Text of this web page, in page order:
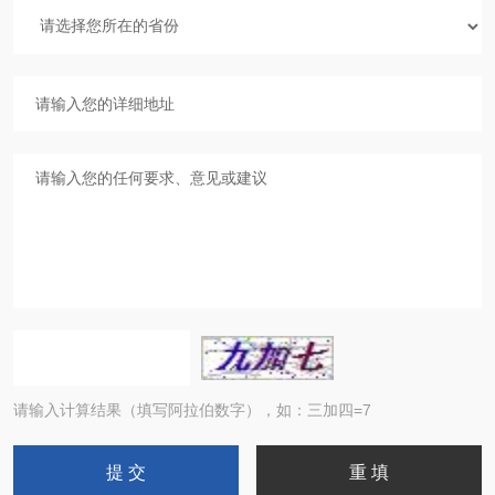
请输入计算结果（填写阿拉伯数字），如：三加四=7